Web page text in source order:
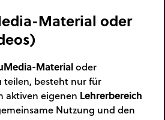
Material oder
Materialoder
teilen, besteht nur für
aktiven eigenen Lehrerbereich
Nutzung und den